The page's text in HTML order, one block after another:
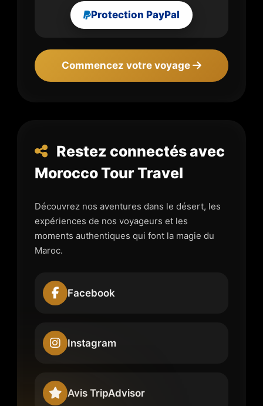
Protection PayPal
Commencez votre voyage
Restez connectés avec
Morocco Tour Travel
Découvrez nos aventures dans le désert, les
expériences de nos voyageurs et les
moments authentiques qui font la magie du
Maroc.
Facebook
Instagram
Avis TripAdvisor